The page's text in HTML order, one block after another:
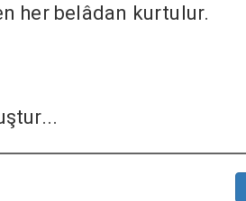
her belâdan kurtulur.